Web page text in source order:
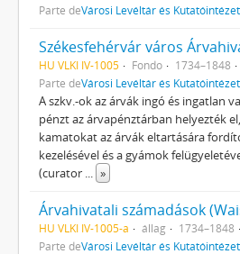
Parte deVárosi Levéltár és
Székesfehérvár város
HU VLKI IV-1005 Fondo
1734–1848
Parte deVárosi Levéltár és
A szkv.-ok az árvák ingó és ingatlan
pénzt az árvapénztárban helyezték
kamatokat az árvák eltartására
kezelésével és a gyámok
(curator ... »
Árvahivatali számadások
HU VLKI IV-1005-a állag
1734–1848
Parte deVárosi Levéltár és